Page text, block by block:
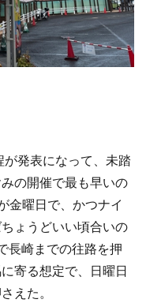
発表になって、未踏
の開催で最も早いの
金曜日で、かつナイ
ょうどいい頃合いの
長崎までの往路を押
寄る想定で、日曜日
えた。